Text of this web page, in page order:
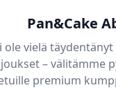
Pan&Cake
ole vielä
– välitämme
premium